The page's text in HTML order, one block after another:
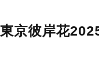
東京彼岸花